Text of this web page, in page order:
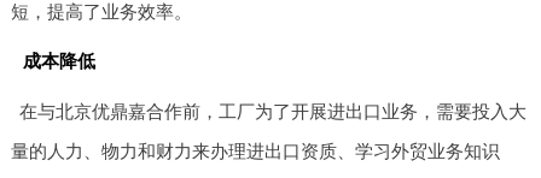
短，提高了业务效率。
成本降低
在与北京优鼎嘉合作前，工厂为了开展进出口业务，需要投入大
量的人力、物力和财力来办理进出口资质、学习外贸业务知识